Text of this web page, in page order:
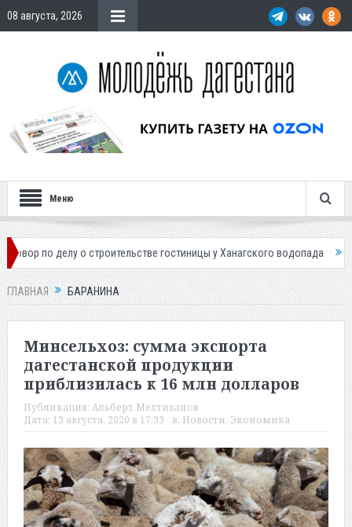
08 августа, 2026
Меню
о строительстве гостиницы у Ханагского водопада Власти
ГЛАВНАЯ БАРАНИНА
Минсельхоз: сумма экспорта
дагестанской продукции
приблизилась к 16 млн долларов
Публикация: Альберт Мехтиханов
Дата: 13 августа, 2020 в 17:33 в: Новости, Экономика